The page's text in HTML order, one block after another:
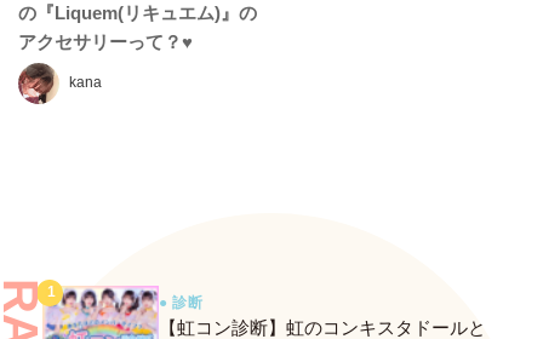
kana
の『Liquem(リキュエム)』の
アクセサリーって？♥
● 診断
【虹コン診断】虹のコンキスタドールと